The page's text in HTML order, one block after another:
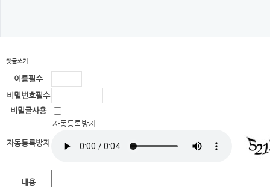
댓글쓰기
이름필수
비밀번호필수
비밀글사용
자동등록방지
자동등록방지
내용